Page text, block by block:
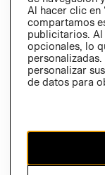
Ecuador ($)
Al hacer clic en
compartamos
publicitarios. Al
opcionales, lo
personalizar
de datos para